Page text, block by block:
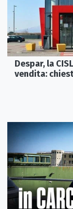
Despar, la
vendita: